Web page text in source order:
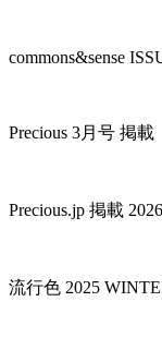
commons&sense
Precious 3月号 掲載
Precious.jp 掲載
流行色 2025